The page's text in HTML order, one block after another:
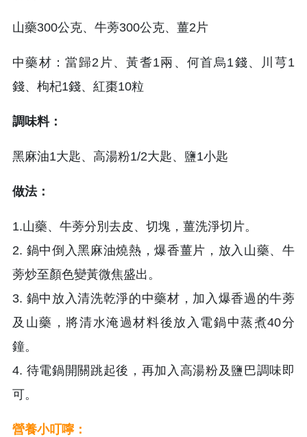
山藥300公克、牛蒡300公克、薑2片
中藥材：當歸2片、黃耆1兩、何首烏1錢、川芎1
錢、枸杞1錢、紅棗10粒
調味料：
黑麻油1大匙、高湯粉1/2大匙、鹽1小匙
做法：
1.山藥、牛蒡分別去皮、切塊，薑洗淨切片。
2. 鍋中倒入黑麻油燒熱，爆香薑片，放入山藥、牛
蒡炒至顏色變黃微焦盛出。
3. 鍋中放入清洗乾淨的中藥材，加入爆香過的牛蒡
及山藥，將清水淹過材料後放入電鍋中蒸煮40分
鐘。
4. 待電鍋開關跳起後，再加入高湯粉及鹽巴調味即
可。
營養小叮嚀：